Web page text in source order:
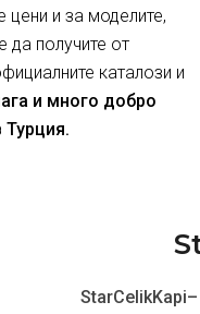
цени и за моделите,
да получите от
каталози и
и много добро